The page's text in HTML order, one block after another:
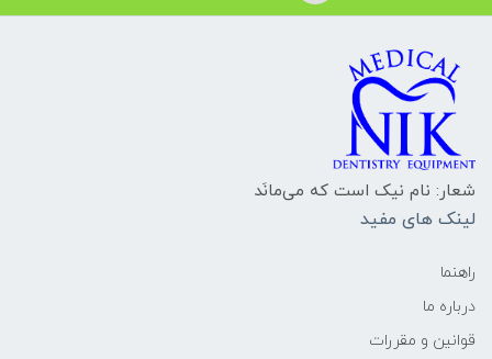
شعار: نام نیک است که می‌مانَد
لینک های مفید
راهنما
درباره ما
قوانین و مقررات